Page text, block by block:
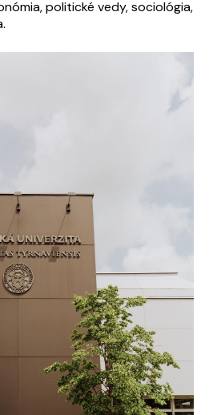
politické vedy, sociológia,